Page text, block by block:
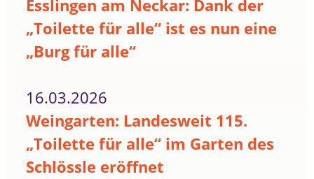
Esslingen am Neckar: Dank der
„Toilette für alle“ ist es nun eine
„Burg für alle“
16.03.2026
Weingarten: Landesweit 115.
„Toilette für alle“ im Garten des
Schlössle eröffnet